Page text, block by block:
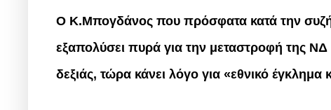
Ο Κ.Μπογδάνος που πρόσφατα κατά την
εξαπολύσει πυρά για την μεταστροφή της ΝΔ
δεξιάς, τώρα κάνει λόγο για «εθνικό